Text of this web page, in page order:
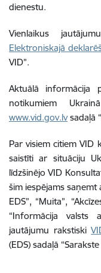
dienestu.
Vienlaikus
Elektroniskajā
VID”.
Aktuālā informācija
notikumiem
www.vid.gov.lvsadaļā “
Par visiem citiem VID
saistīti ar situāciju
līdzšinējo VID
šim iespējams
EDS”, “Muita”,
“Informācija valsts
jautājumu rakstiski
(EDS) sadaļā